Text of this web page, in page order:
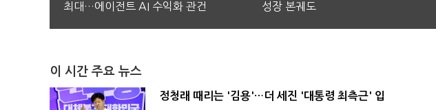
최대…에이전트 AI 수익화 관건
성장 본궤도
이 시간 주요 뉴스
정청래 때리는 '김용'…더 세진 '대통령 최측근' 입